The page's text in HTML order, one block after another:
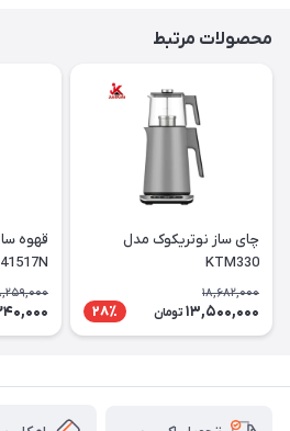
محصولات مرتبط
چای ساز نوتریکوک مدل
KTM330
18,682,000
13,500,000 تومان 28٪
قهوه